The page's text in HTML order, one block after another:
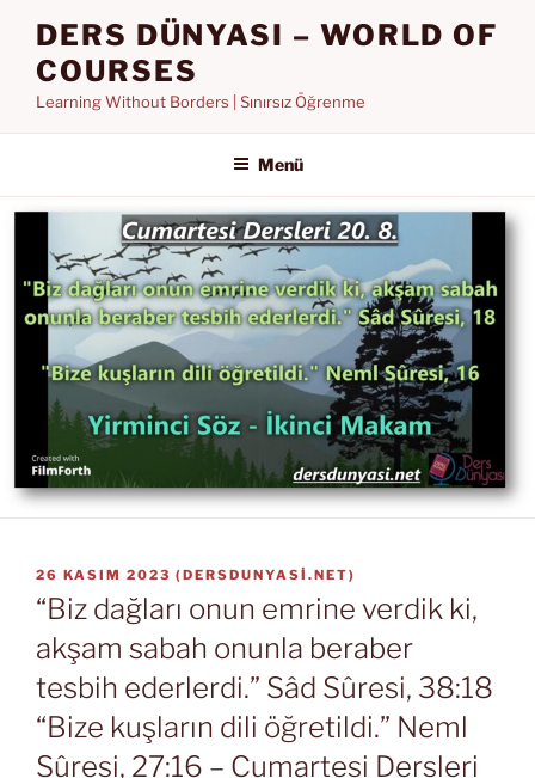
DERS DÜNYASI – WORLD OF
COURSES
Learning Without Borders | Sınırsız Öğrenme
Menü
YAYIM
TARIHI
26 KASIM 2023 (DERSDUNYASI.NET)
“Biz dağları onun emrine verdik ki,
akşam sabah onunla beraber
tesbih ederlerdi.” Sâd Sûresi, 38:18
“Bize kuşların dili öğretildi.” Neml
Sûresi, 27:16 – Cumartesi Dersleri